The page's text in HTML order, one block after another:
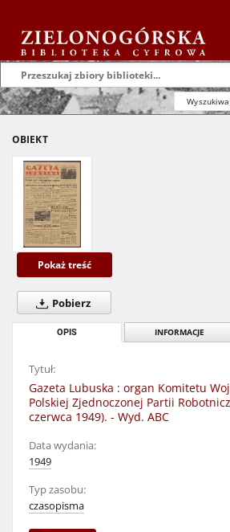
OBIEKT
Pokaż treść
Pobierz
OPIS INFORMACJE
Tytuł:
Gazeta Lubuska : organ Komitetu
Polskiej Zjednoczonej Partii
czerwca 1949). - Wyd. ABC
Data wydania:
1949
Typ zasobu:
czasopisma